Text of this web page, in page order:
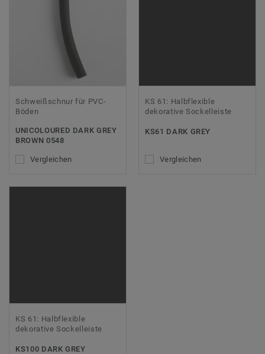
Schweißschnur für PVC-
Böden
UNICOLOURED DARK GREY
BROWN 0548
Vergleichen
KS 61: Halbflexible
dekorative Sockelleiste
KS61 DARK GREY
Vergleichen
KS 61: Halbflexible
dekorative Sockelleiste
KS100 DARK GREY